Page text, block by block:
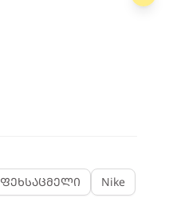
ფეხსაცმელი
Nike